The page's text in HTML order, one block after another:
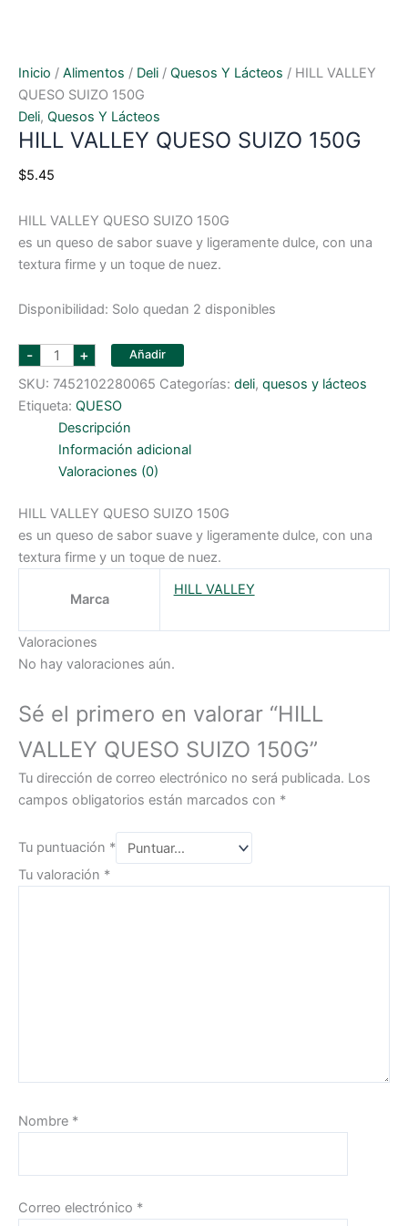
Inicio / Alimentos / Deli / Quesos Y Lácteos / HILL VALLEY
QUESO SUIZO 150G
Deli, Quesos Y Lácteos
HILL VALLEY QUESO SUIZO 150G
$5.45
HILL VALLEY QUESO SUIZO 150G
es un queso de sabor suave y ligeramente dulce, con una
textura firme y un toque de nuez.
Disponibilidad: Solo quedan 2 disponibles
- HILL
VALLEY
QUESO
SUIZO
150G
cantidad
+ Añadir
SKU: 7452102280065 Categorías: deli, quesos y lácteos
Etiqueta: QUESO
Descripción
Información adicional
Valoraciones (0)
HILL VALLEY QUESO SUIZO 150G
es un queso de sabor suave y ligeramente dulce, con una
textura firme y un toque de nuez.
Marca
HILL VALLEY
Valoraciones
No hay valoraciones aún.
Sé el primero en valorar “HILL
VALLEY QUESO SUIZO 150G”
Tu dirección de correo electrónico no será publicada. Los
campos obligatorios están marcados con *
Tu puntuación *
Tu valoración *
Nombre *
Correo electrónico *